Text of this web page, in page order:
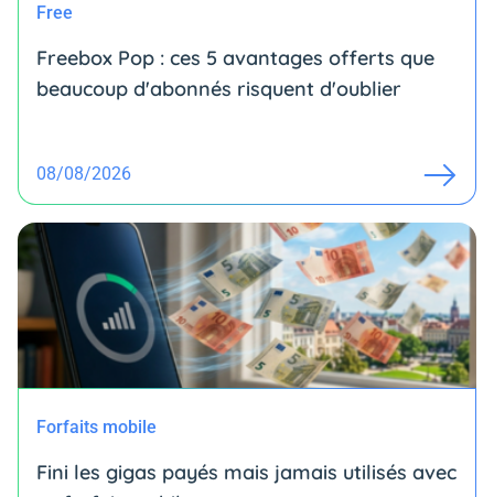
Free
Freebox Pop : ces 5 avantages offerts que
beaucoup d'abonnés risquent d'oublier
08/08/2026
Forfaits mobile
Fini les gigas payés mais jamais utilisés avec